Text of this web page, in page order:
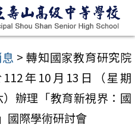
> 轉知國家教育研究院
年10月13日（星期
辦理「教育新視界：國
國際學術研討會